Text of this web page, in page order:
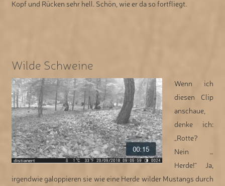
Kopf und Rücken sehr hell. Schön, wie er da so fortfliegt.
Wilde Schweine
Wenn ich
diesen Clip
anschaue,
denke ich:
„Rotte?
Nein …
Herde!“ Ja,
irgendwie galoppieren sie wie eine Herde wilder Mustangs durch